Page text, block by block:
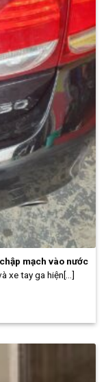
mạch vào nước
xe tay ga hiện[...]